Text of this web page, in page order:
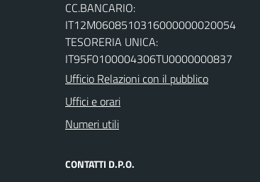
CC.BANCARIO:
IT12M0608510316000000020054
TESORERIA UNICA:
IT95F0100004306TU0000000837
Ufficio Relazioni con il pubblico
Uffici e orari
Numeri utili
CONTATTI D.P.O.